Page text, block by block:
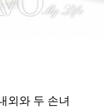
외와 두 손녀